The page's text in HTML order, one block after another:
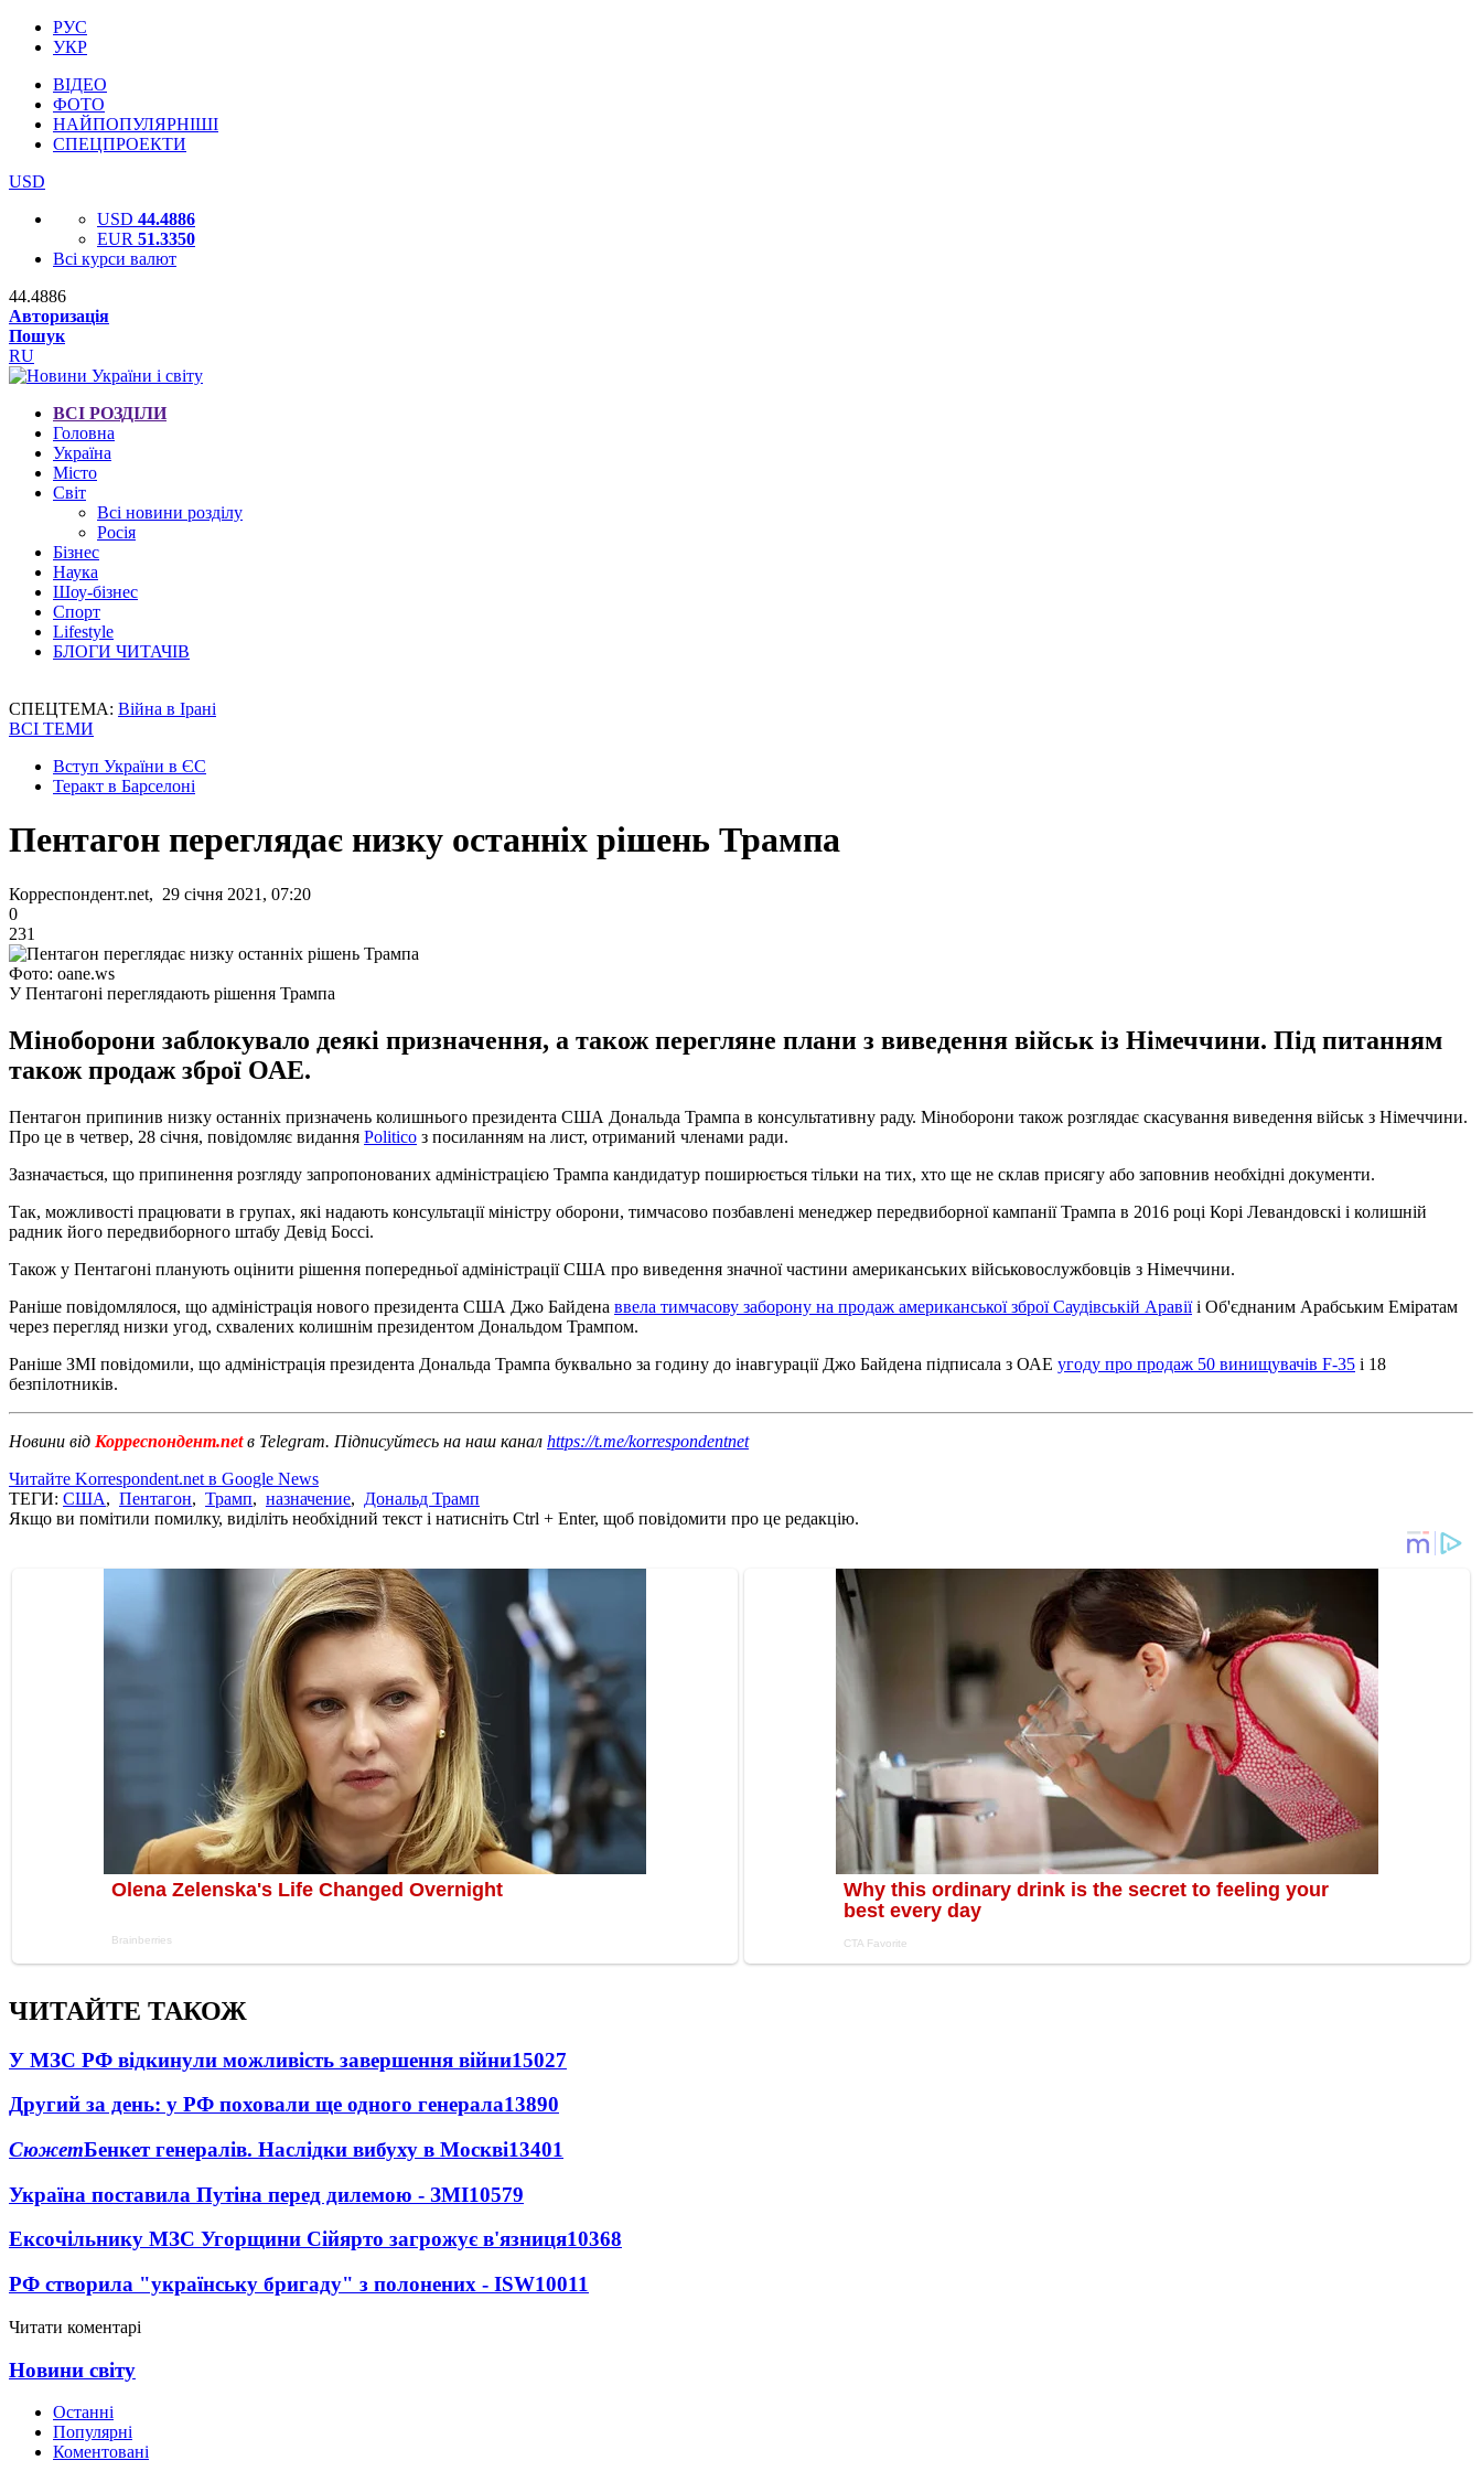
РУС
УКР
ВІДЕО
ФОТО
НАЙПОПУЛЯРНІШІ
СПЕЦПРОЕКТИ
USD
USD 44.4886
EUR 51.3350
Всі курси валют
44.4886
Авторизація
Пошук
RU
ВСІ РОЗДІЛИ
Головна
Україна
Місто
Світ
Всі новини розділу
Росія
Бізнес
Наука
Шоу-бізнес
Спорт
Lifestyle
БЛОГИ ЧИТАЧІВ
СПЕЦТЕМА: Війна в Ірані
ВСІ ТЕМИ
Вступ України в ЄС
Теракт в Барселоні
Пентагон переглядає низку останніх рішень Трампа
Корреспондент.net, 29 січня 2021, 07:20
0
231
Фото: oane.ws
У Пентагоні переглядають рішення Трампа
Міноборони заблокувало деякі призначення, а також перегляне плани з виведення військ із Німеччини. Під питанням
також продаж зброї ОАЕ.
Пентагон припинив низку останніх призначень колишнього президента США Дональда Трампа в консультативну раду. Міноборони також розглядає скасування виведення військ з Німеччини.
Про це в четвер, 28 січня, повідомляє видання Politico з посиланням на лист, отриманий членами ради.
Зазначається, що припинення розгляду запропонованих адміністрацією Трампа кандидатур поширюється тільки на тих, хто ще не склав присягу або заповнив необхідні документи.
Так, можливості працювати в групах, які надають консультації міністру оборони, тимчасово позбавлені менеджер передвиборної кампанії Трампа в 2016 році Корі Левандовскі і колишній
радник його передвиборного штабу Девід Боссі.
Також у Пентагоні планують оцінити рішення попередньої адміністрації США про виведення значної частини американських військовослужбовців з Німеччини.
Раніше повідомлялося, що адміністрація нового президента США Джо Байдена ввела тимчасову заборону на продаж американської зброї Саудівській Аравіїі Об'єднаним Арабським Еміратам
через перегляд низки угод, схвалених колишнім президентом Дональдом Трампом.
Раніше ЗМІ повідомили, що адміністрація президента Дональда Трампа буквально за годину до інавгурації Джо Байдена підписала з ОАЕ угоду про продаж 50 винищувачів F-35 і 18
безпілотників.
Новини від Корреспондент.netв Telegram. Підписуйтесь на наш канал https://t.me/korrespondentnet
Читайте Korrespondent.net в Google News
ТЕГИ: США, Пентагон, Трамп, назначение, Дональд Трамп
Якщо ви помітили помилку, виділіть необхідний текст і натисніть Ctrl + Enter, щоб повідомити про це редакцію.
ЧИТАЙТЕ ТАКОЖ
У МЗС РФ відкинули можливість завершення війни15027
Другий за день: у РФ поховали ще одного генерала13890
СюжетБенкет генералів. Наслідки вибуху в Москві13401
Україна поставила Путіна перед дилемою - ЗМІ10579
Ексочільнику МЗС Угорщини Сійярто загрожує в'язниця10368
РФ створила "українську бригаду" з полонених - ISW10011
Читати коментарі
Новини світу
Останні
Популярні
Коментовані